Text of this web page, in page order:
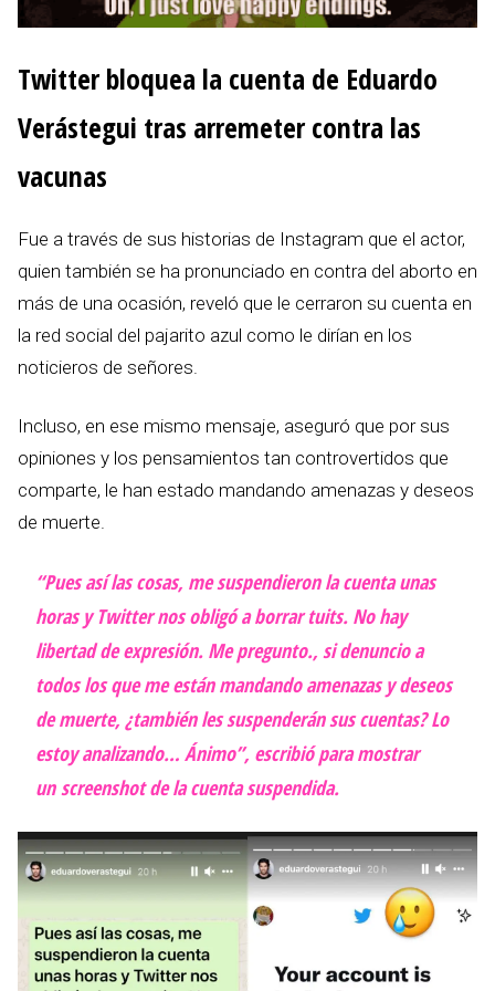
Twitter bloquea la cuenta de Eduardo
Verástegui tras arremeter contra las
vacunas
Fue a través de sus historias de Instagram que el actor,
quien también se ha pronunciado en contra del aborto en
más de una ocasión, reveló que le cerraron su cuenta en
la red social del pajarito azul como le dirían en los
noticieros de señores.
Incluso, en ese mismo mensaje, aseguró que por sus
opiniones y los pensamientos tan controvertidos que
comparte, le han estado mandando amenazas y deseos
de muerte.
“Pues así las cosas, me suspendieron la cuenta unas
horas y Twitter nos obligó a borrar tuits. No hay
libertad de expresión. Me pregunto., si denuncio a
todos los que me están mandando amenazas y deseos
de muerte, ¿también les suspenderán sus cuentas? Lo
estoy analizando… Ánimo”, escribió para mostrar
unscreenshotde la cuenta suspendida.